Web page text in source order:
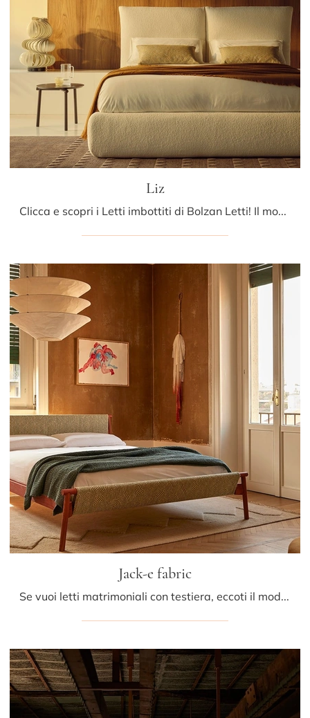
Liz
Clicca e scopri i Letti imbottiti di Bolzan Letti! Il modello Liz in tessuto ti aspetta nelle versioni matrimoniali.
Jack-e fabric
Se vuoi letti matrimoniali con testiera, eccoti il modello Jack-e fabric in tessuto per arricchire la zona notte.